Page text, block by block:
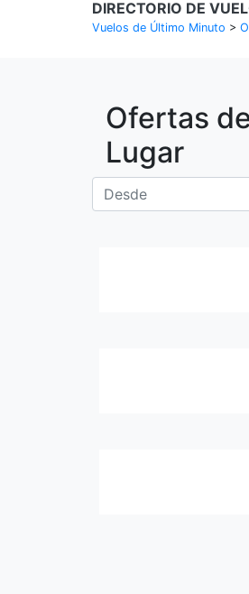
DIRECTORIO DE
Vuelos de Último Minuto >
Ofertas
Lugar